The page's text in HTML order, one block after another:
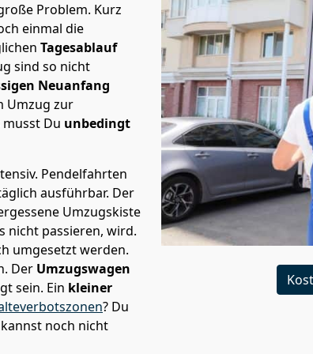
Problem. Kurz
einmal die
Tagesablauf
sind so nicht
Neuanfang
Umzug zur
Du unbedingt
Pendelfahrten
ausführbar. Der
Umzugskiste
nicht passieren, wird.
umgesetzt werden.
Der Umzugswagen
sein. Ein kleiner
? Du
noch nicht